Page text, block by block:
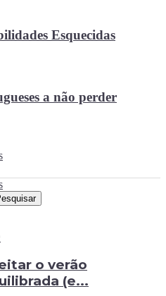
Esquecidas
a não perder
o verão
(e...